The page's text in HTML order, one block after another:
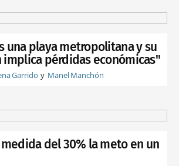
una playa metropolitana y su
implica pérdidas económicas"
Garrido Manel Manchón
del 30% la meto en un